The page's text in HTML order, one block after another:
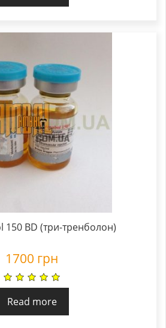
150 BD (три-тренболон)
1700 грн
Read more